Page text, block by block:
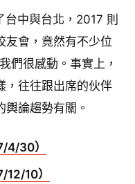
中與台北，2017 則
友會，竟然有不少位
們很感動。事實上，
，往往跟出席的伙伴
論趨勢有關。
4/30）
10）